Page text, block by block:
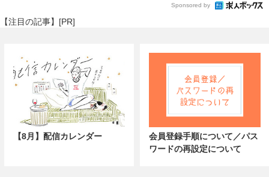
Sponsored by
【注目の記事】[PR]
【8月】配信カレンダー
会員登録手順について／パス
ワードの再設定について